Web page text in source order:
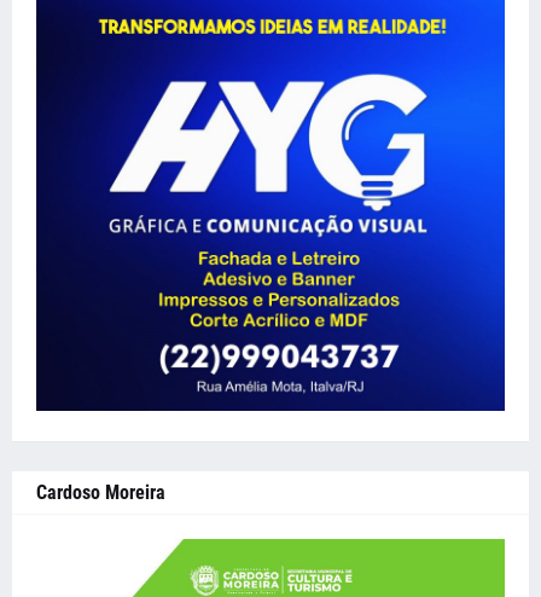
Cardoso Moreira